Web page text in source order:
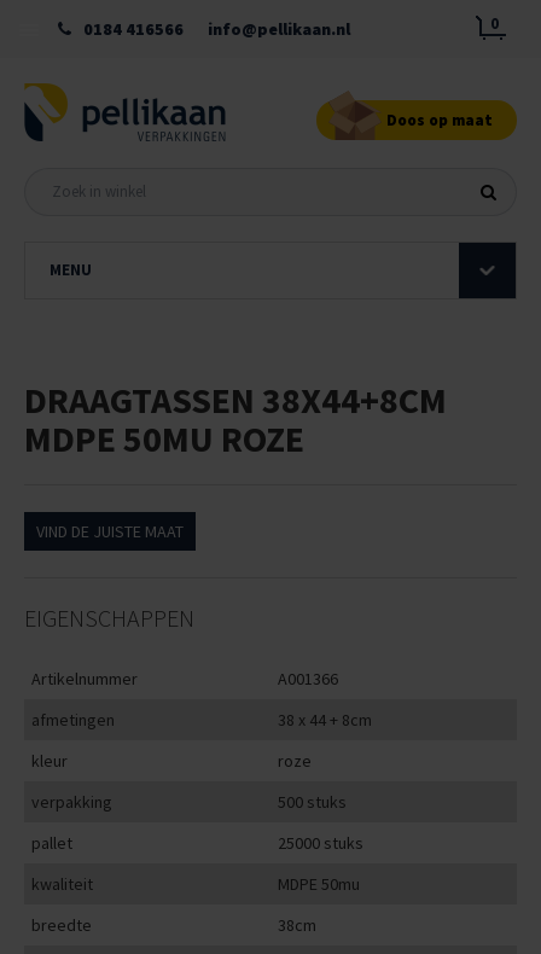
0184 416566 info@pellikaan.nl 0
Doos op maat
MENU
DRAAGTASSEN 38X44+8CM
MDPE 50MU ROZE
VIND DE JUISTE MAAT
EIGENSCHAPPEN
Artikelnummer
A001366
afmetingen
38 x 44 + 8cm
kleur
roze
verpakking
500 stuks
pallet
25000 stuks
kwaliteit
MDPE 50mu
breedte
38cm